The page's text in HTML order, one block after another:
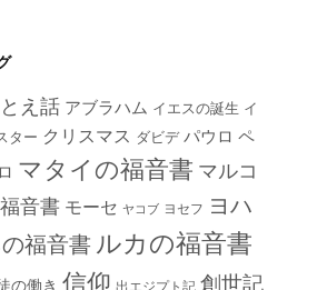
え話 アブラハム イエスの誕生 イ
ター クリスマス ダビデ パウロ ペ
マタイの福音書 マルコ
音書 モーセ ヤコブ ヨセフ ヨハ
福音書 ルカの福音書
の働き 信仰 出エジプト記 創世記